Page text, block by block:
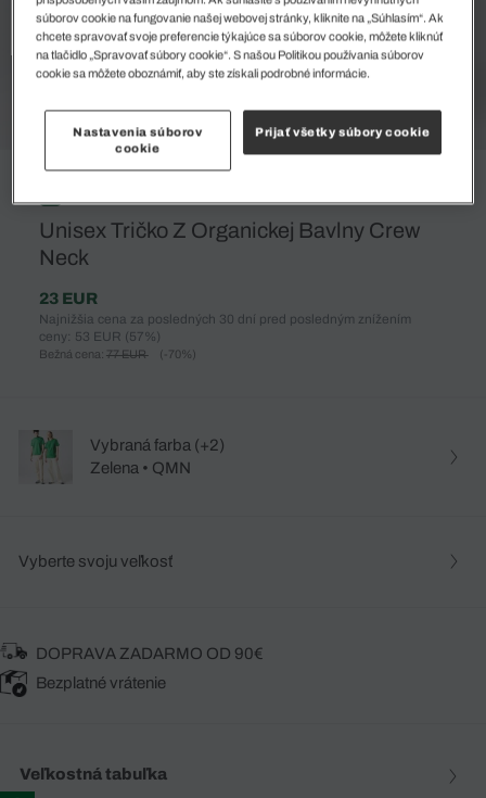
Unisex Tričko Z Organickej Bavlny Crew
Neck
23 EUR
Najnižšia cena za posledných 30 dní pred posledným znížením
ceny: 53 EUR (57%)
Bežná cena: 77 EUR (-70%)
Vybraná farba (+2)
Zelena • QMN
Vyberte svoju veľkosť
DOPRAVA ZADARMO OD 90€
Bezplatné vrátenie
Veľkostná tabuľka
súborov cookie na fungovanie našej webovej stránky, kliknite na „Súhlasím“. Ak
chcete spravovať svoje preferencie týkajúce sa súborov cookie, môžete kliknúť
na tlačidlo „Spravovať súbory cookie“. S našou Politikou používania súborov
cookie sa môžete oboznámiť, aby ste získali podrobné informácie.
Nastavenia súborov
cookie
Prijať všetky súbory cookie